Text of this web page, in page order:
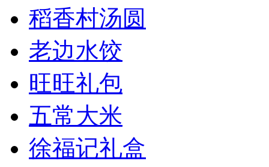
稻香村汤圆
老边水饺
旺旺礼包
五常大米
徐福记礼盒